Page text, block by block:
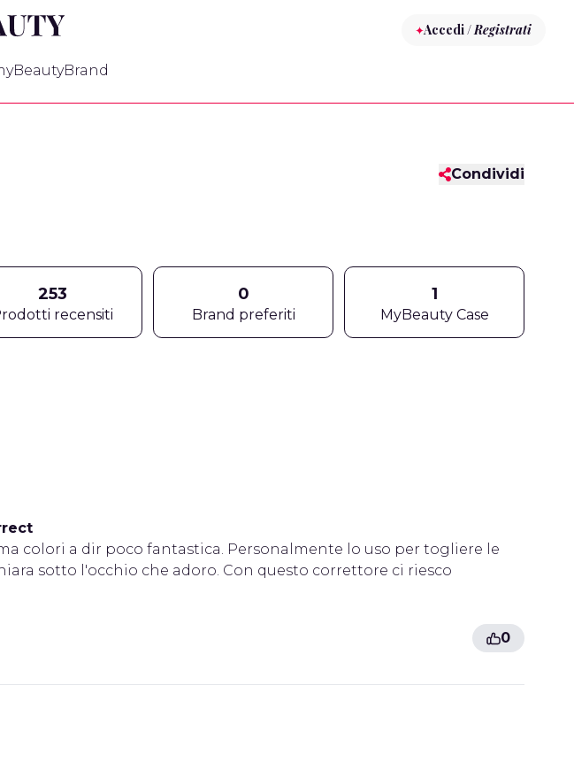
Accedi /Registrati
Brand
Condividi
253
recensiti
0
Brand preferiti
1
MyBeauty Case
colori a dir poco fantastica. Personalmente lo uso per togliere le
sotto l'occhio che adoro. Con questo correttore ci riesco
0